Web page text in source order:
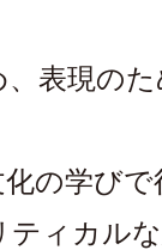
、表現の
化の学び
ティカル